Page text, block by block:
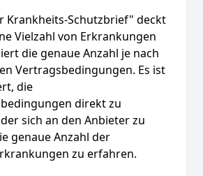
Krankheits-Schutzbrief" deckt
Vielzahl von Erkrankungen
die genaue Anzahl je nach
Vertragsbedingungen. Es ist
die
direkt zu
sich an den Anbieter zu
genaue Anzahl der
zu erfahren.